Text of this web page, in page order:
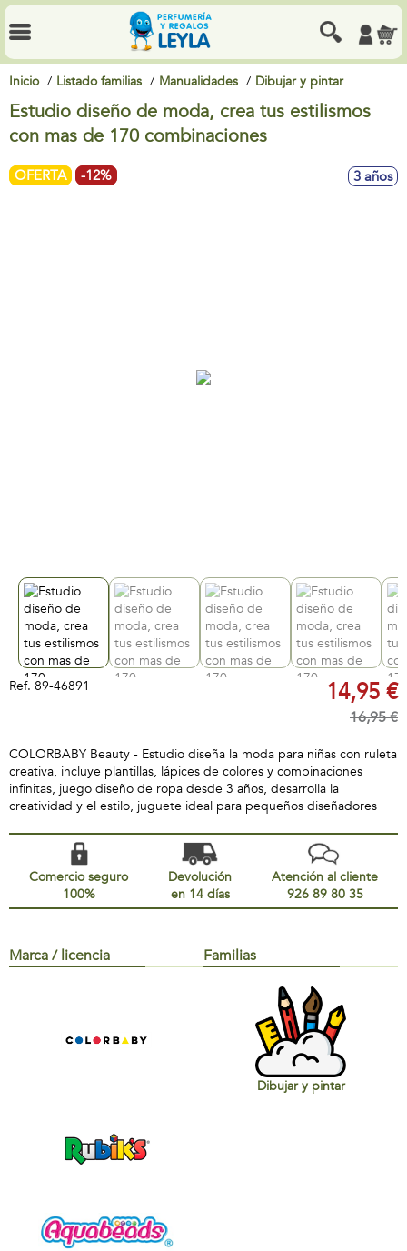
Inicio Listado familias Manualidades Dibujar y pintar
Estudio diseño de moda, crea tus estilismos
con mas de 170 combinaciones
OFERTA -12% 3 años
Ref. 89-46891 14,95 €
16,95 €
COLORBABY Beauty - Estudio diseña la moda para niñas con ruleta
creativa, incluye plantillas, lápices de colores y combinaciones
infinitas, juego diseño de ropa desde 3 años, desarrolla la
creatividad y el estilo, juguete ideal para pequeños diseñadores
Comercio seguro
100%
Devolución
en 14 días
Atención al cliente
926 89 80 35
Marca / licencia Familias
Dibujar y pintar